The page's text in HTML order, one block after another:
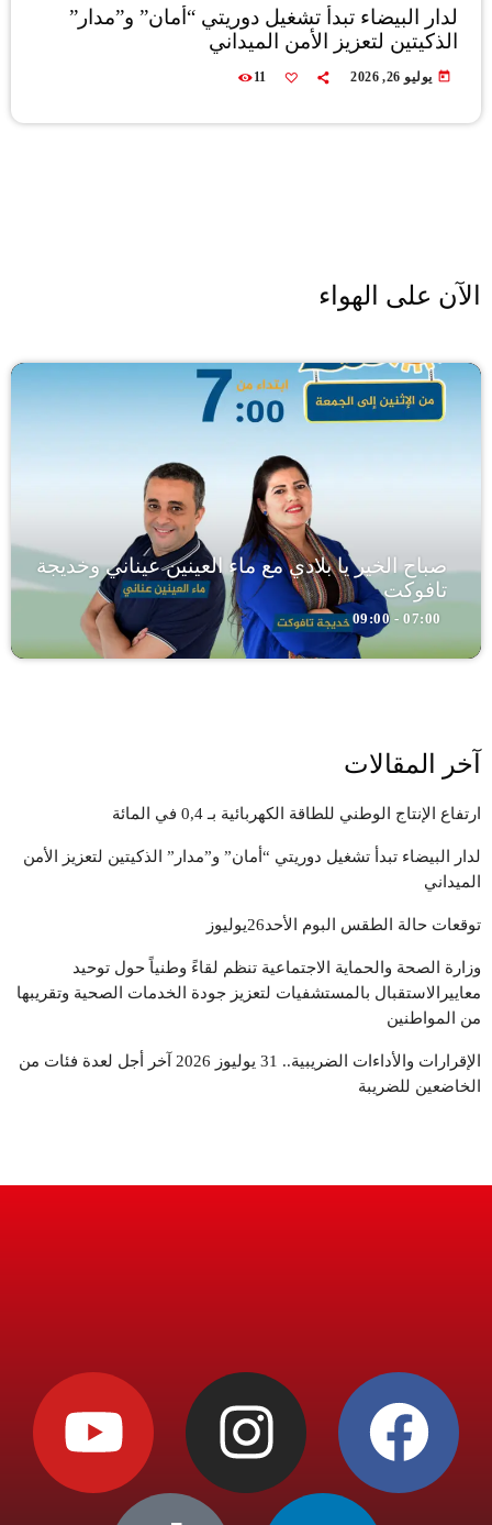
لدار البيضاء تبدأ تشغيل دوريتي “أمان” و”مدار”
الذكيتين لتعزيز الأمن الميداني
today يوليو 26, 2026 11
الآن على الهواء
صباح الخير يا بلادي مع ماء العينين عيناني وخديجة
تافوكت
07:00 - 09:00
آخر المقالات
ارتفاع الإنتاج الوطني للطاقة الكهربائية بـ 0,4 في المائة
لدار البيضاء تبدأ تشغيل دوريتي “أمان” و”مدار” الذكيتين لتعزيز الأمن
الميداني
توقعات حالة الطقس البوم الأحد26يوليوز
وزارة الصحة والحماية الاجتماعية تنظم لقاءً وطنياً حول توحيد
معاييرالاستقبال بالمستشفيات لتعزيز جودة الخدمات الصحية وتقريبها
من المواطنين
الإقرارات والأداءات الضريبية.. 31 يوليوز 2026 آخر أجل لعدة فئات من
الخاضعين للضريبة